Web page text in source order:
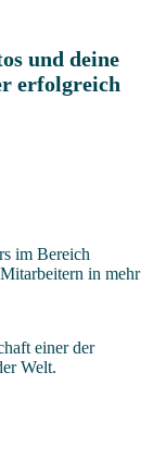
und deine
erfolgreich
im Bereich
in mehr
einer der
Welt.